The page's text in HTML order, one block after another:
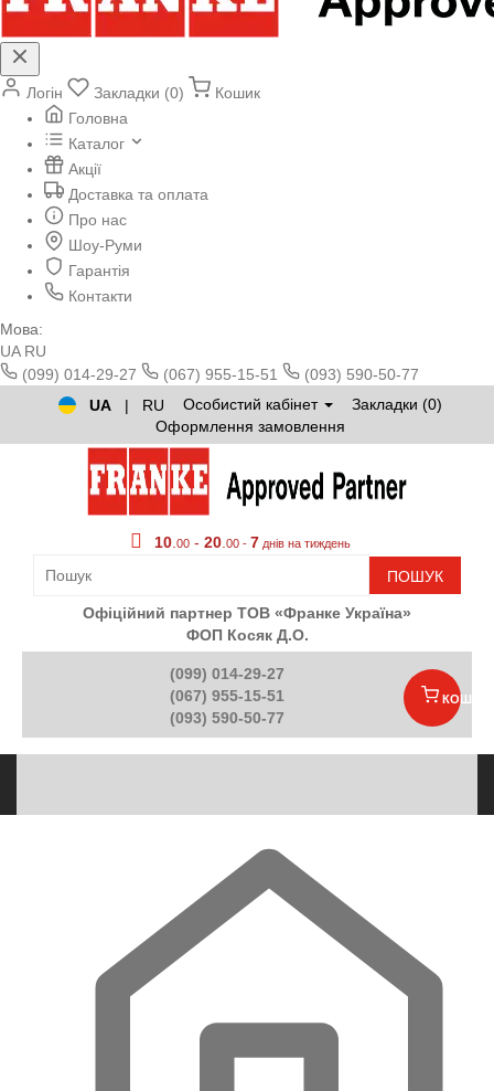
Логін Закладки (0)
Кошик
Головна
Каталог
Акції
Доставка та оплата
Про нас
Шоу-Руми
Гарантія
Контакти
Мова:
UA RU
(099) 014-29-27
(067) 955-15-51
(093) 590-50-77
UA
| RU Особистий кабінет
Закладки (0)
Оформлення замовлення
10 00 - 20 00 - 7 днів на тиждень
ПОШУК
Офіційний партнер ТОВ «Франке Україна»
ФОП Косяк Д.О.
(099) 014-29-27
(067) 955-15-51
(093) 590-50-77
КОШИК